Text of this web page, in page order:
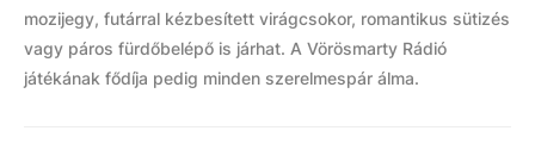
mozijegy, futárral kézbesített virágcsokor, romantikus sütizés
vagy páros fürdőbelépő is járhat. A Vörösmarty Rádió
játékának fődíja pedig minden szerelmespár álma.